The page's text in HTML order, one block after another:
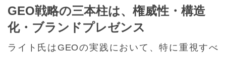
GEO戦略の三本柱は、権威性・構造
化・ブランドプレゼンス
ライト氏はGEOの実践において、特に重視すべ